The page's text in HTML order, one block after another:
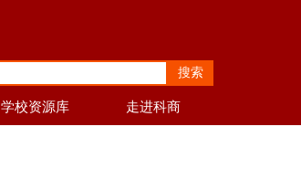
学校资源库 走进科商
搜索